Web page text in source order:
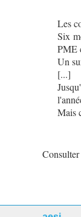
Les
Six
PME
Un
[...]
Mais